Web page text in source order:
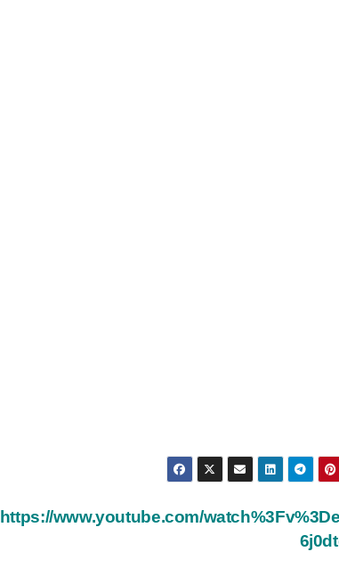
https://www.youtube.com/